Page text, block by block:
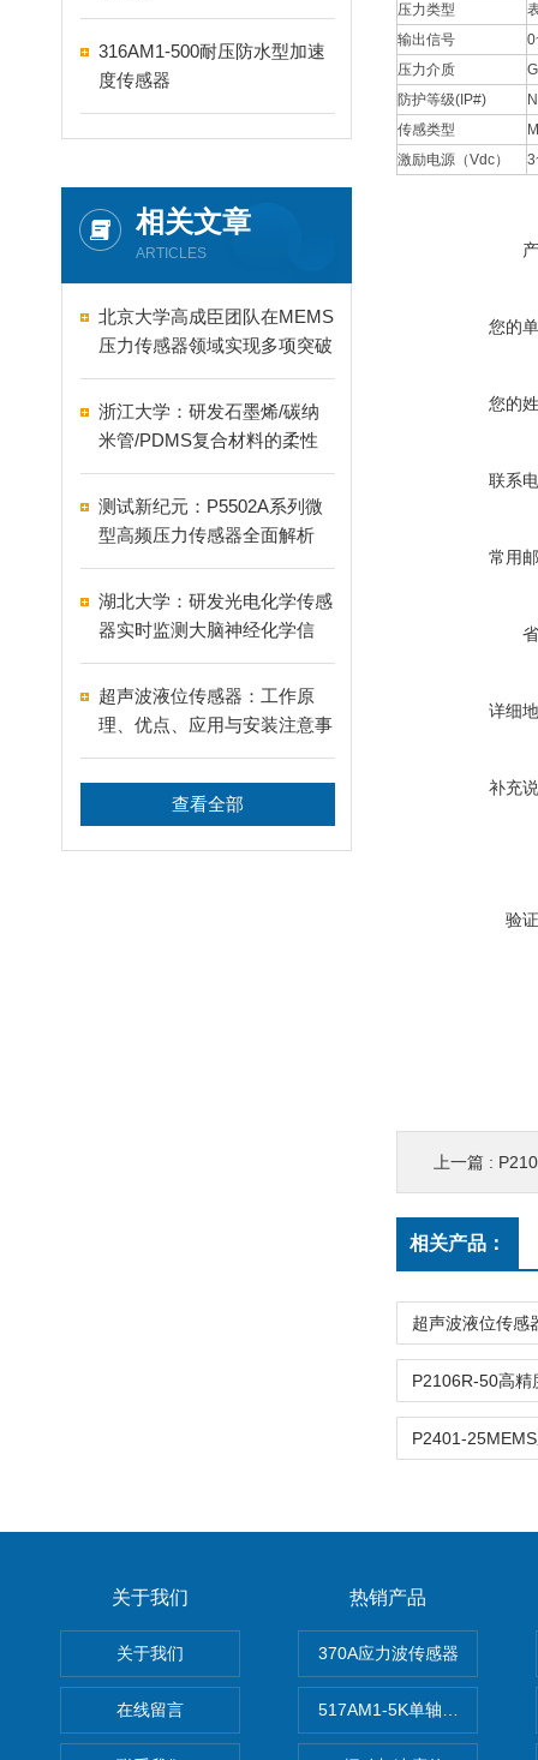
316AM1-500耐压防水型加速
度传感器
相关文章
ARTICLES
北京大学高成臣团队在MEMS
压力传感器领域实现多项突破
浙江大学：研发石墨烯/碳纳
米管/PDMS复合材料的柔性
水生触觉传感器
测试新纪元：P5502A系列微
型高频压力传感器全面解析
湖北大学：研发光电化学传感
器实时监测大脑神经化学信
号！
超声波液位传感器：工作原
理、优点、应用与安装注意事
项
查看全部
压力类型
输出信号
压力介质
防护等级(IP#)
传感类型
激励电源（Vdc）
您的
您的
联系
常用
详细
补充
验
上一篇 :
相关产品：
P2401-
关于我们
关于我们
在线留言
热销产品
370A应力波传感器
517AM1-5K单轴冲击IEPE加